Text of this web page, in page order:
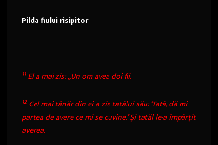
Pilda fiului risipitor
11 El a mai zis:„Un om avea doi fii.
12 Cel mai tânăr din ei a zis tatălui său: ‘Tată, dă-mi
partea de avere ce mi se cuvine.’ Şi tatăl le-a împărţit
averea.